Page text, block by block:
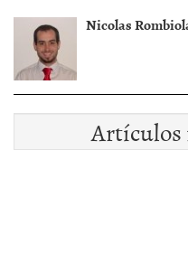
Nicolas
Artículos